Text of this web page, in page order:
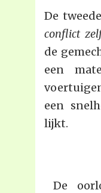
De
conflict
de
een
een
lijkt.
De